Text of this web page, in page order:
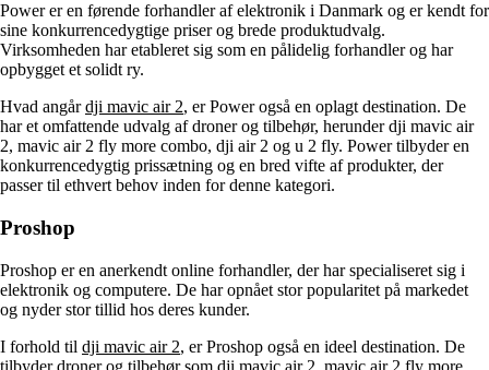
Power er en førende forhandler af elektronik i Danmark og er kendt for
sine konkurrencedygtige priser og brede produktudvalg.
Virksomheden har etableret sig som en pålidelig forhandler og har
opbygget et solidt ry.
Hvad angårdji mavic air 2, er Power også en oplagt destination. De
har et omfattende udvalg af droner og tilbehør, herunder dji mavic air
2, mavic air 2 fly more combo, dji air 2 og u 2 fly. Power tilbyder en
konkurrencedygtig prissætning og en bred vifte af produkter, der
passer til ethvert behov inden for denne kategori.
Proshop
Proshop er en anerkendt online forhandler, der har specialiseret sig i
elektronik og computere. De har opnået stor popularitet på markedet
og nyder stor tillid hos deres kunder.
I forhold til dji mavic air 2, er Proshop også en ideel destination. De
tilbyder droner og tilbehør som dji mavic air 2, mavic air 2 fly more